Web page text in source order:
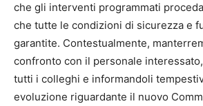
che gli interventi programmati
che tutte le condizioni di sicurezza e
garantite. Contestualmente,
confronto con il personale
tutti i colleghi e informandoli
evoluzione riguardante il nuovo